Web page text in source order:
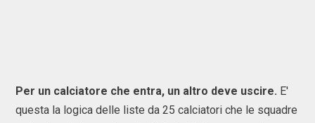
Per un calciatore che entra, un altro deve uscire. E'
questa la logica delle liste da 25 calciatori che le squadre